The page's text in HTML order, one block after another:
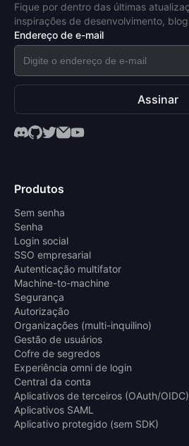
Fique por dentro das últimas
inspirações de desenvolvimento,
Endereço de e-mail
Assinar
Produtos
Sem senha
Senha
Login social
SSO empresarial
Autenticação multifator
Machine-to-machine
Segurança
Autorização
Organizações (multi-inquilino)
Gestão de usuários
Cofre de segredos
Experiência omni de login
Central da conta
Aplicativos de terceiros (OAuth/OIDC)
Aplicativos SAML
Aplicativo protegido (sem SDK)